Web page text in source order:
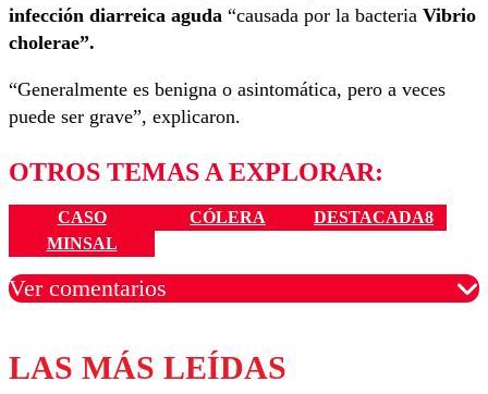
infección diarreica aguda “causada por la bacteria Vibrio
cholerae”.
“Generalmente es benigna o asintomática, pero a veces
puede ser grave”, explicaron.
OTROS TEMAS A EXPLORAR:
CASO CÓLERA
DESTACADA8
MINSAL
Ver comentarios
Los comentarios son moderados para garantizar un
diálogo respetuoso.
LAS MÁS LEÍDAS